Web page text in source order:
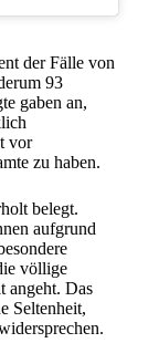
der Fälle von
93
gaben an,
vor
zu haben.
belegt.
aufgrund
völlige
angeht. Das
Seltenheit,